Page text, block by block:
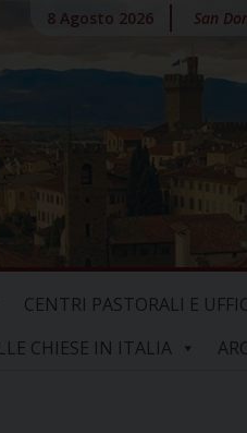
8 Agosto 2026 San
CENTRI PASTORALI E
CHIESE IN ITALIA